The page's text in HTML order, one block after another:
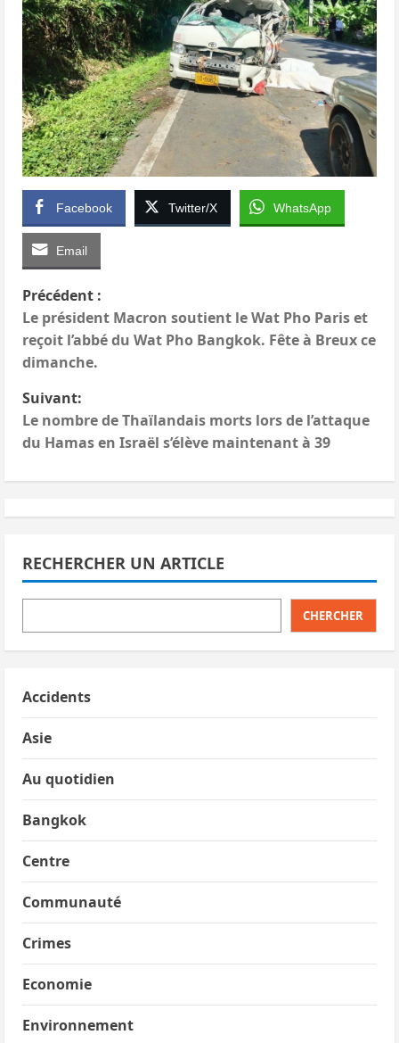
Facebook Twitter/X WhatsApp
Email
N
a
v
i
g
a
t
i
o
n
’
a
r
t
i
c
l
e
Précédent :
Le président Macron soutient le Wat Pho Paris et
reçoit l’abbé du Wat Pho Bangkok. Fête à Breux ce
dimanche.
Suivant:
Le nombre de Thaïlandais morts lors de l’attaque
du Hamas en Israël s’élève maintenant à 39
RECHERCHER UN ARTICLE
CHERCHER
Accidents
Asie
Au quotidien
Bangkok
Centre
Communauté
Crimes
Economie
Environnement